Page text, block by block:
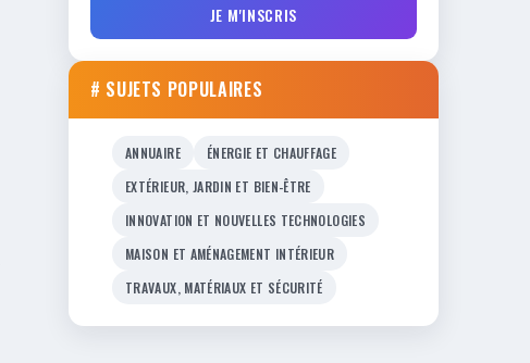
JE M'INSCRIS
# SUJETS POPULAIRES
ANNUAIRE
ÉNERGIE ET CHAUFFAGE
EXTÉRIEUR, JARDIN ET BIEN-ÊTRE
INNOVATION ET NOUVELLES TECHNOLOGIES
MAISON ET AMÉNAGEMENT INTÉRIEUR
TRAVAUX, MATÉRIAUX ET SÉCURITÉ